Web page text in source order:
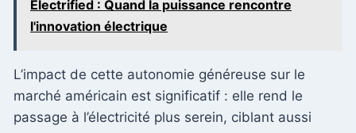
Electrified : Quand la puissance rencontre
l'innovation électrique
L’impact de cette autonomie généreuse sur le
marché américain est significatif : elle rend le
passage à l’électricité plus serein, ciblant aussi